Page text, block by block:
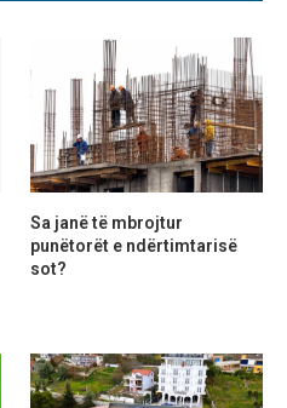
Sa janë të mbrojtur
punëtorët e ndërtimtarisë
sot?